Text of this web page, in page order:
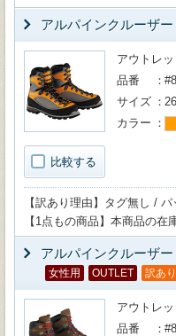
アルパインクルーザー
比較する
アウトレ
品番
サイズ
カラー
【訳あり理由】タグ無し /
【1点もの商品】本商品の在
アルパインクルーザ
女性用 OUTLET 訳あり
アウトレ
品番